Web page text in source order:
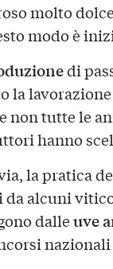
molto
modo è
di
la
non tutte le
hanno
la pratica
da alcuni
dalleuve